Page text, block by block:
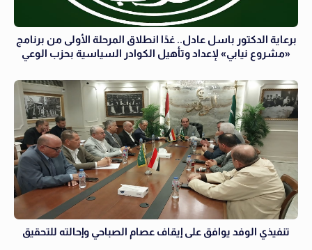
برعاية الدكتور باسل عادل.. غدًا انطلاق المرحلة الأولى من برنامج
«مشروع نيابي» لإعداد وتأهيل الكوادر السياسية بحزب الوعي
تنفيذي الوفد يوافق على إيقاف عصام الصباحي وإحالته للتحقيق